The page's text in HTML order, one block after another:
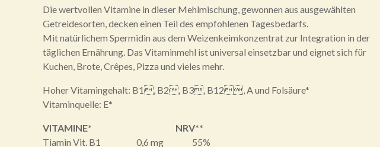
Die wertvollen Vitamine in dieser Mehlmischung, gewonnen aus ausgewählten
Getreidesorten, decken einen Teil des empfohlenen Tagesbedarfs.
Mit natürlichem Spermidin aus dem Weizenkeimkonzentrat zur Integration in der
täglichen Ernährung. Das Vitaminmehl ist universal einsetzbar und eignet sich für
Kuchen, Brote, Crêpes, Pizza und vieles mehr.
Hoher Vitamingehalt: B1, B2, B3, B12, A und Folsäure*
Vitaminquelle: E*
VITAMINE* NRV**
Tiamin Vit. B1 0,6 mg 55%